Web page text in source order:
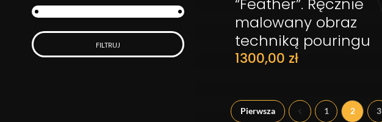
malowany obraz
techniką pouringu
1300,00 zł
Pierwsza 1 2 3
FILTRUJ